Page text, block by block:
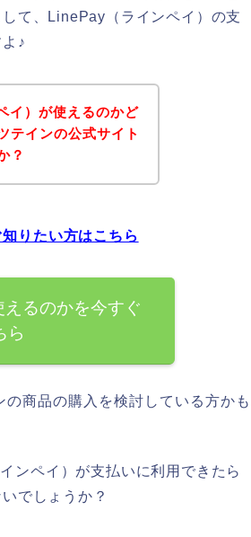
て、LinePay（ラインペイ）の支
♪
イ）が使えるのかど
テインの公式サイト
？
りたい方はこちら
るのかを今すぐ
ら
商品の購入を検討している方かも
ンペイ）が支払いに利用できたら
でしょうか？